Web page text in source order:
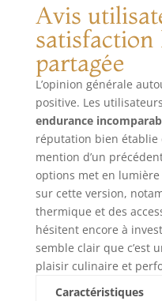
Avis
satisfaction
partagée
L’opinion générale
positive. Les
endurance
réputation bien établie
mention d’un
options met en
sur cette version,
thermique et des
hésitent encore à
semble clair que c’est
plaisir culinaire et
Caractéristiques